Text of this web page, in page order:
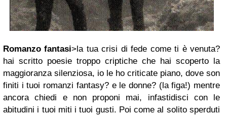
Romanzo fantasi>la tua crisi di fede come ti è venuta?
hai scritto poesie troppo criptiche che hai scoperto la
maggioranza silenziosa, io le ho criticate piano, dove son
finiti i tuoi romanzi fantasy? e le donne? (la figa!) mentre
ancora chiedi e non proponi mai, infastidisci con le
abitudini i tuoi miti i tuoi gusti. Poi come al solito sperduti